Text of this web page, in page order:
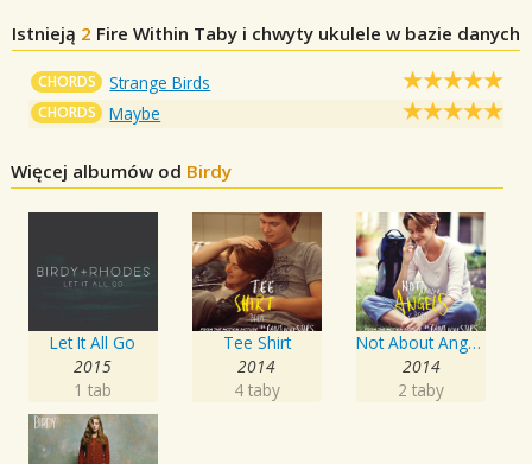
Istnieją 2 Fire Within Taby i chwyty ukulele w bazie danych
CHORDS Strange Birds
CHORDS Maybe
Więcej albumów od Birdy
Let It All Go
2015
1 tab
Tee Shirt
2014
4 taby
Not About Angels
2014
2 taby